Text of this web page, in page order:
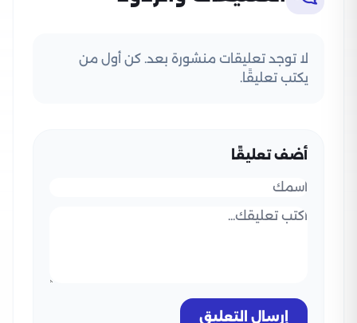
لا توجد تعليقات منشورة بعد. كن أول من
يكتب تعليقًا.
أضف تعليقًا
إرسال التعليق